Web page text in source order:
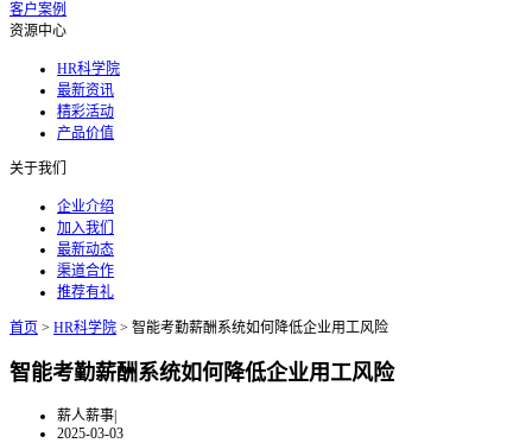
客户案例
资源中心
HR科学院
最新资讯
精彩活动
产品价值
关于我们
企业介绍
加入我们
最新动态
渠道合作
推荐有礼
首页 > HR科学院 > 智能考勤薪酬系统如何降低企业用工风险
智能考勤薪酬系统如何降低企业用工风险
薪人薪事|
2025-03-03